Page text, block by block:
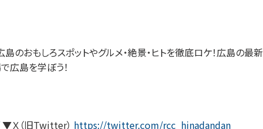
のおもしろスポットやグルメ・絶景・ヒトを徹底ロケ！広島の最新
広島を学ぼう！
▼Ｘ（旧Twitter） https://twitter.com/rcc_hinadandan